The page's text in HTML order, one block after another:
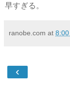
早すぎる。
ranobe.com at
‹